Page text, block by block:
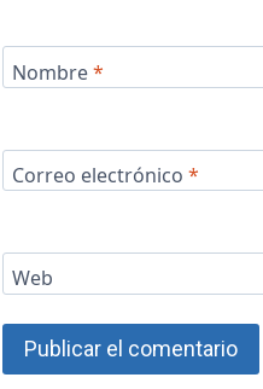
Nombre*
Correo electrónico *
Web